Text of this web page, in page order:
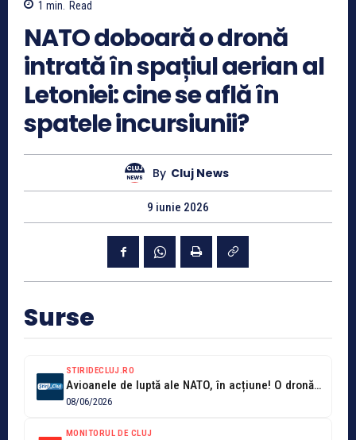
1 min. Read
NATO doboară o dronă
intrată în spațiul aerian al
Letoniei: cine se află în
spatele incursiunii?
By Cluj News
9 iunie 2026
Surse
STIRIDECLUJ.RO
Avioanele de luptă ale NATO, în acțiune! O dronă intrată în spațiul...
08/06/2026
MONITORUL DE CLUJ